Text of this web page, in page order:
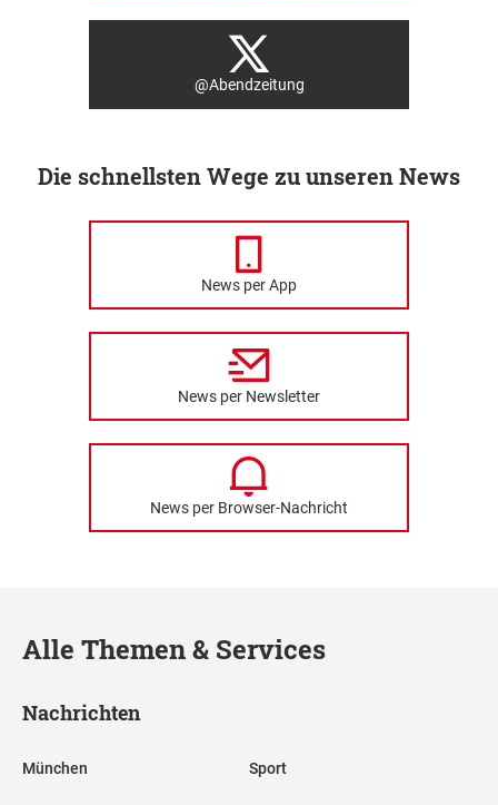
@Abendzeitung
Die schnellsten Wege zu unseren News
News per App
News per Newsletter
News per Browser-Nachricht
Alle Themen & Services
Nachrichten
München Sport